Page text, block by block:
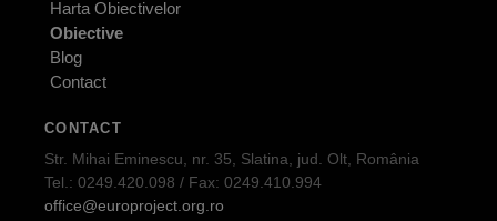
Harta Obiectivelor
Obiective
Blog
Contact
CONTACT
Str. Mihai Eminescu, nr. 35, Slatina, jud. Olt, România
Tel.: 0249.420.098 / Fax: 0249.410.994
office@europroject.org.ro